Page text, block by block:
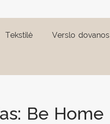
Tekstilė Verslo dovanos
Be Home